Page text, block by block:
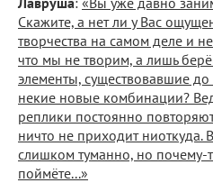
Скажите, а нет ли у Вас
творчества на самом деле и
что мы не творим, а лишь
элементы, существовавшие
некие новые комбинации?
реплики постоянно
ничто не приходит
слишком туманно, но почему-
поймёте...»